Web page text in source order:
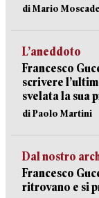
di Mario
L’aneddoto
Francesco
scrivere
svelata la sua
di Paolo Martini
Dal nostro
Francesco
ritrovano e si